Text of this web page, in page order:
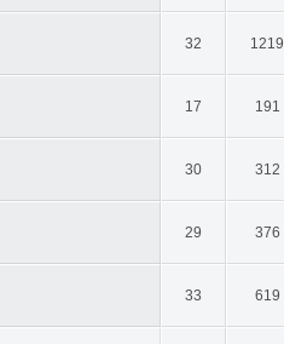
32 1219
17 191
30 312
29 376
33 619